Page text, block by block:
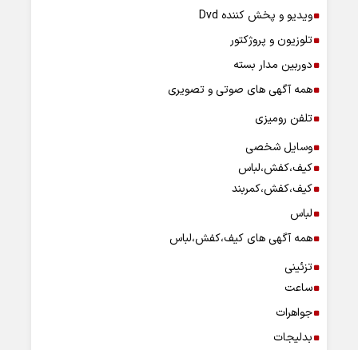
ویدیو و پخش کننده Dvd
تلوزیون و پروژکتور
دوربین مدار بسته
همه آگهی های صوتی و تصویری
تلفن رومیزی
وسایل شخصی
کیف،کفش،لباس
کیف،کفش،کمربند
لباس
همه آگهی های کیف،کفش،لباس
تزئینی
ساعت
جواهرات
بدلیجات